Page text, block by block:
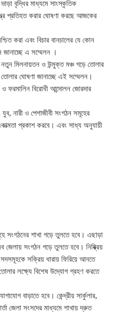
বৃদ্ধির মাধ্যমে সাংস্কৃতিক
প্রতিহত করার ঘোষণা করছে আজকের
করা এবং বিচার বানচালের যে কোন
এ সম্মেলন ।
নতুন মিলনায়তন ও উন্মুক্ত মঞ্চ গড়ে তোলার
তোলার ঘোষণা জানাচ্ছে এই সম্মেলন।
ফরমালিন বিরোধী আন্দোলন জোরদার
নারী ও পেশাজীবী সংগঠন সমূহের
প্রকাশ করবে। এবং সাধ্য অনুযায়ী
সংগঠনের শাখা গড়ে তুলতে হবে। এছাড়া
সংগঠন গড়ে তুলতে হবে। নিষ্ক্রিয়
সক্রিয় ধারায় ফিরিয়ে আনতে
লক্ষ্যে বিশেষ উদ্যোগ গ্রহণ করতে
বাড়াতে হবে। কেন্দ্রীয় সার্কুলার,
জেলা সংসদের মাধ্যমে শাখায় দ্রুত